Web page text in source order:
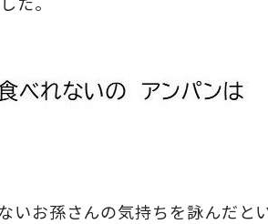
お孫さんの気持ちを詠んだと